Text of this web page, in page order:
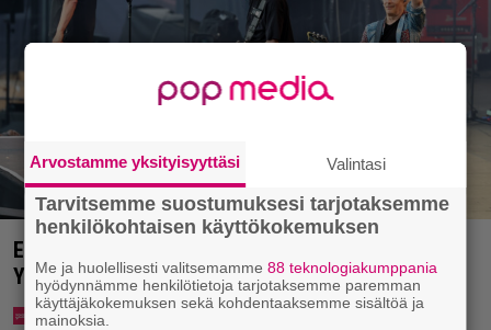
Eppu Normaalin viimeinen konsertti esitetään
Ylellä
Arvostamme yksityisyyttäsi Valintasi
Tarvitsemme suostumuksesi tarjotaksemme
henkilökohtaisen käyttökokemuksen
Me ja huolellisesti valitsemamme88 teknologiakumppania
hyödynnämme henkilötietoja tarjotaksemme paremman
käyttäjäkokemuksen sekä kohdentaaksemme sisältöä ja
mainoksia.